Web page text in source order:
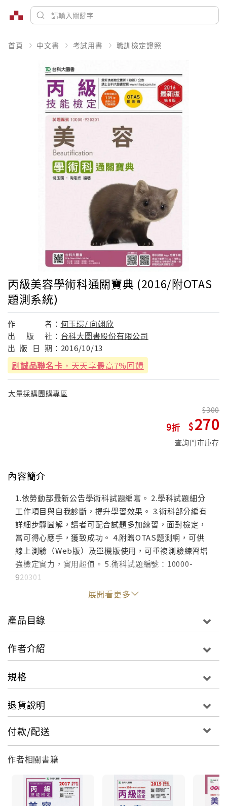
首頁 中文書 考試用書 職訓檢定證照
丙級美容學術科通關寶典 (2016/附OTAS
題測系統)
作 者： 何玉環/ 向翊欣
出
版 社： 台科大圖書股份有限公司
出 版 日 期： 2016/10/13
刷誠品聯名卡 ，天天享最高7%回饋
大量採購團購專區
9
300
270
查詢門市庫存
內容簡介
1.依勞動部最新公告學術科試題編寫。 2.學科試題細分
工作項目與自我診斷，提升學習效果。 3.術科部分編有
詳細步驟圖解，讀者可配合試題多加練習，面對檢定，
當可得心應手，獲致成功。 4.附贈OTAS題測網，可供
線上測驗（Web版）及單機版使用，可重複測驗練習增
強檢定實力，實用超值。 5.術科試題編號：10000-
920301
展開看更多
產品目錄
作者介紹
規格
退貨說明
付款/配送
作者相關書籍